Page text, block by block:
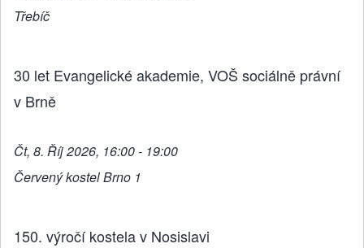
Třebíč
30 let Evangelické akademie, VOŠ sociálně právní
v Brně
Čt, 8. Říj 2026, 16:00 - 19:00
Červený kostel Brno 1
150. výročí kostela v Nosislavi